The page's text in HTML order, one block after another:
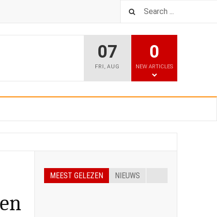
07
FRI ,AUG
0
NEW ARTICLES
MEEST GELEZEN NIEUWS